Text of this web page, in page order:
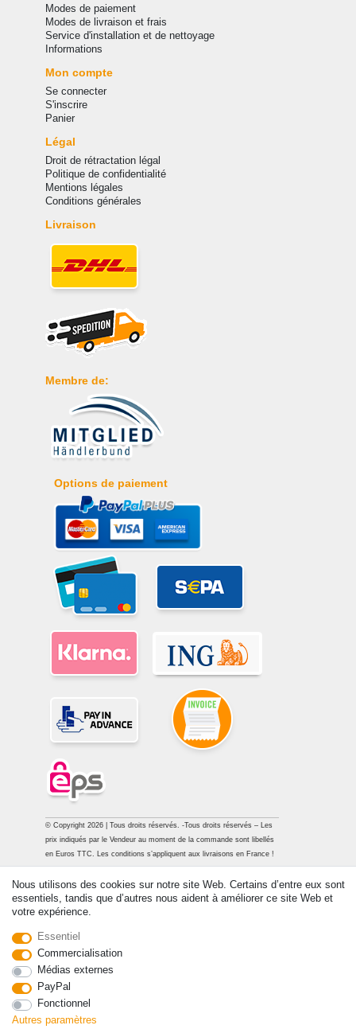
Modes de paiement
Modes de livraison et frais
Service d'installation et de nettoyage
Informations
Mon compte
Se connecter
S'inscrire
Panier
Légal
Droit de rétractation légal
Politique de confidentialité
Mentions légales
Conditions générales
Livraison
Membre de:
Options de paiement
© Copyright 2026 | Tous droits réservés. -Tous droits réservés – Les
prix indiqués par le Vendeur au moment de la commande sont libellés
en Euros TTC. Les conditions s’appliquent aux livraisons en France !
Nous utilisons des cookies sur notre site Web. Certains d’entre eux sont
essentiels, tandis que d’autres nous aident à améliorer ce site Web et
votre expérience.
Essentiel
Commercialisation
Médias externes
PayPal
Fonctionnel
Autres paramètres
Rétracter le contrat ici Contact